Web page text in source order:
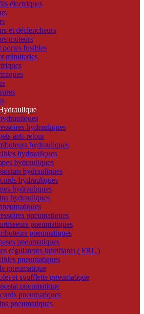
électriques
et déclencheurs
moteurs
portes fusibles
minuteries
hydrauliques
anti-retour
hydrauliques
hydrauliques
hydrauliques
hydrauliques
hydrauliques
hydrauliques
hydrauliques
pneumatiques
pneumatiques
pneumatiques
pneumatiques
régulateurs lubrifiants ( FRL )
pneumatiques
pneumatique
et soufflette pneumatique
pneumatique
pneumatiques
pneumatiques